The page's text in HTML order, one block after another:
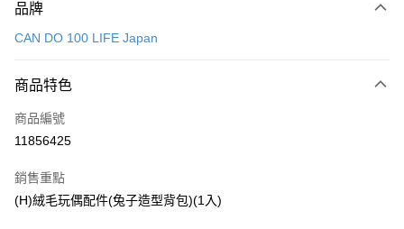
信用卡一次付款
Apple Pay
街口支付
Google Pay
品牌
CAN DO 100 LIFE Japan
商品特色
商品編號
11856425
銷售重點
(H)絨毛玩偶配件(兔子造型背包)(1入)